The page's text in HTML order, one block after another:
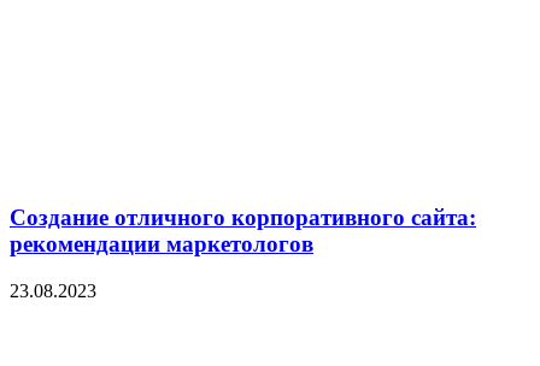
Создание отличного корпоративного сайта:
рекомендации маркетологов
23.08.2023